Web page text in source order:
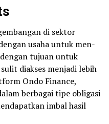
di sektor
usaha untuk men-
tujuan untuk
diakses menjadi lebih
Ondo Finance,
berbagai tipe obligasi
imbal hasil